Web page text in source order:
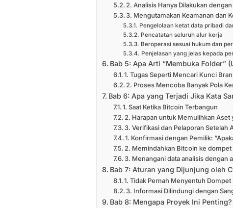
2. Analisis Hanya Dilakukan
3. Mengutamakan Keamanan dan
Pengelolaan ketat data pribadi
Pencatatan seluruh alur kerja
Beroperasi sesuai hukum dan
Penjelasan yang jelas kepada
Bab 5: Apa Arti “Membuka Folder”
1. Tugas Seperti Mencari Kunci
2. Proses Mencoba Banyak Pola
Bab 6: Apa yang Terjadi Jika Kata
1. Saat Ketika Bitcoin Terbangun
2. Harapan untuk Memulihkan Aset
3. Verifikasi dan Pelaporan Setelah
1. Konfirmasi dengan Pemilik:
2. Memindahkan Bitcoin ke dompet
3. Menangani data analisis dengan
Bab 7: Aturan yang Dijunjung oleh
1. Tidak Pernah Menyentuh Dompet
3. Informasi Dilindungi dengan
Bab 8: Mengapa Proyek Ini Penting?